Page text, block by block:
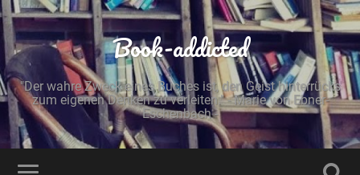
Book-addicted
"Der wahre Zweck eines Buches ist, den Geist hinterrücks
zum eigenen Denken zu verleiten." - Marie von Ebner-
Eschenbach -